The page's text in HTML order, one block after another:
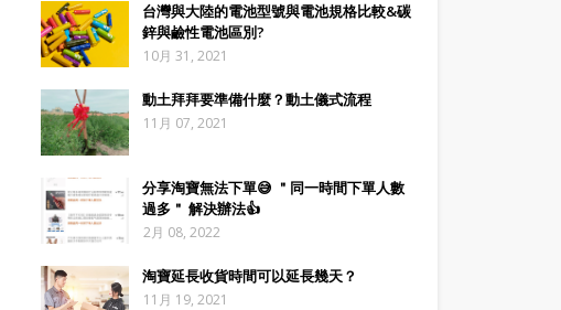
台灣與大陸的電池型號與電池規格比較&碳
鋅與鹼性電池區別?
10月 31, 2021
動土拜拜要準備什麼？動土儀式流程
11月 07, 2021
分享淘寶無法下單😅 ＂同一時間下單人數
過多＂ 解決辦法👍
2月 08, 2022
淘寶延長收貨時間可以延長幾天？
11月 19, 2021